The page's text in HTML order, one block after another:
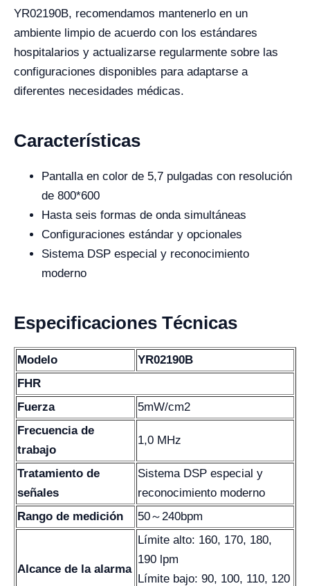
YR02190B, recomendamos mantenerlo en un
ambiente limpio de acuerdo con los estándares
hospitalarios y actualizarse regularmente sobre las
configuraciones disponibles para adaptarse a
diferentes necesidades médicas.
Características
Pantalla en color de 5,7 pulgadas con resolución
de 800*600
Hasta seis formas de onda simultáneas
Configuraciones estándar y opcionales
Sistema DSP especial y reconocimiento
moderno
Especificaciones Técnicas
Modelo
YR02190B
FHR
Fuerza
5mW/cm2
Frecuencia de
trabajo
1,0 MHz
Tratamiento de
señales
Sistema DSP especial y
reconocimiento moderno
Rango de medición
50～240bpm
Alcance de la alarma
Límite alto: 160, 170, 180,
190 lpm
Límite bajo: 90, 100, 110, 120